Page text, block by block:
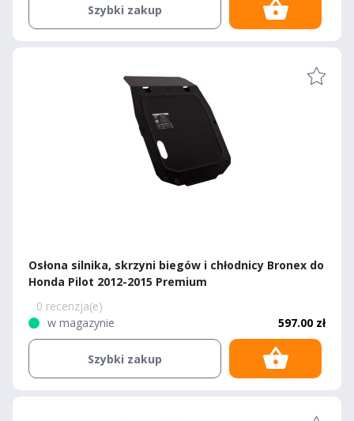
Szybki zakup
Osłona silnika, skrzyni biegów i chłodnicy Bronex do
Honda Pilot 2012-2015 Premium
0 recenzja(e)
w magazynie
597.00 zł
Szybki zakup